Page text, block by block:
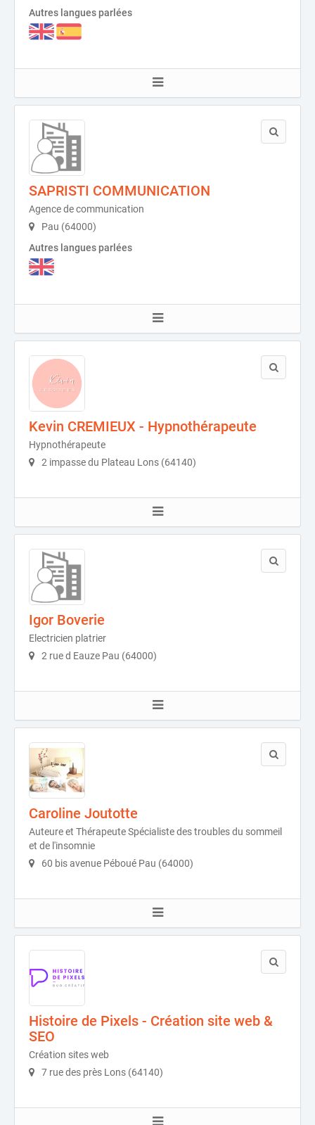
Autres langues parlées
SAPRISTI COMMUNICATION
Agence de communication
Pau (64000)
Autres langues parlées
Kevin CREMIEUX - Hypnothérapeute
Hypnothérapeute
2 impasse du Plateau Lons (64140)
Igor Boverie
Electricien platrier
2 rue d Eauze Pau (64000)
Caroline Joutotte
Auteure et Thérapeute Spécialiste des troubles du sommeil
et de l'insomnie
60 bis avenue Péboué Pau (64000)
Histoire de Pixels - Création site web &
SEO
Création sites web
7 rue des près Lons (64140)